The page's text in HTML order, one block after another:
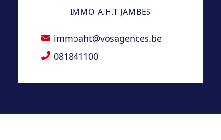
habitable. Les espaces de vie sont
feu ouvert apporte une ambiance
chaleureuse, tandis que le bureau au rez-
pour le télétravail. Le jardin agrémenté d’un
IMMO A.H.T JAMBES
immoaht@vosagences.be
081841100